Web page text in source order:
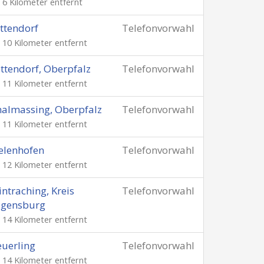
Telefonvorwahl
10 Kilometer entfernt
Telefonvorwahl
Oberpfalz
11 Kilometer entfernt
Telefonvorwahl
Oberpfalz
11 Kilometer entfernt
Telefonvorwahl
12 Kilometer entfernt
Telefonvorwahl
Kreis
14 Kilometer entfernt
Telefonvorwahl
14 Kilometer entfernt